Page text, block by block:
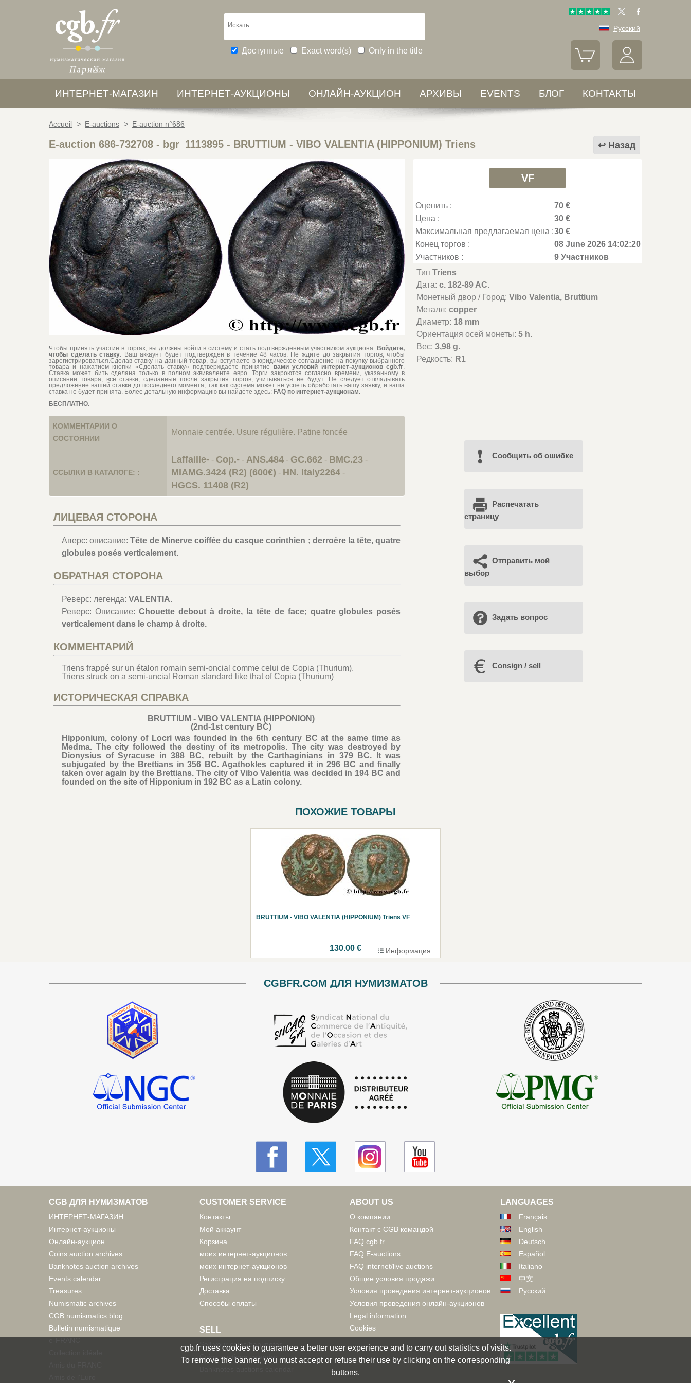
Доступные Exact word(s) Only in the title
Русский
ИНТЕРНЕТ-МАГАЗИН ИНТЕРНЕТ-АУКЦИОНЫ ОНЛАЙН-АУКЦИОН АРХИВЫ EVENTS БЛОГ КОНТАКТЫ
Accueil > E-auctions > E-auction n°686
Назад
E-auction 686-732708 - bgr_1113895 - BRUTTIUM - VIBO VALENTIA (HIPPONIUM) Triens
Чтобы принять участие в торгах, вы должны войти в систему и стать подтвержденным участником аукциона.Войдите,
чтобы сделать ставку . Ваш аккаунт будет подтвержден в течение 48 часов. Не ждите до закрытия торгов, чтобы
зарегистрироваться.Сделав ставку на данный товар, вы вступаете в юридическое соглашение на покупку выбранного
товара и нажатием кнопки «Сделать ставку» подтверждаете принятие
вами условий интернет-аукционов cgb.fr
Ставка может бить сделана только в полном эквиваленте евро. Торги закроются согласно времени, указанному в
описании товара, все ставки, сделанные после закрытия торгов, учитываться не будут. Не следует откладывать
предложение вашей ставки до последнего момента, так как система может не успеть обработать вашу заявку, и ваша
ставка не будет принята. Более детальную информацию вы найдёте здесь: FAQ по интернет-аукционам.
БЕСПЛАТНО.
VF
Оценить :
70 €
Цена :
30 €
Максимальная предлагаемая цена :30 €
Конец торгов :
08 June 2026 14:02:20
Участников :
9 Участников
ТипTriens
Дата:c. 182-89 AC.
Монетный двор / Город:Vibo Valentia, Bruttium
Металл:copper
Диаметр: 18 mm
Ориентация осей монеты:5 h.
Вес:3,98 g.
Редкость: R1
КОММЕНТАРИИ О
СОСТОЯНИИ
Monnaie centrée. Usure régulière. Patine foncée
ССЫЛКИ В КАТАЛОГЕ: :
Laffaille- - Cop.- - ANS.484 - GC.662 - BMC.23 -
MIAMG.3424 (R2) (600€) - HN. Italy2264 -
HGCS. 11408 (R2)
ЛИЦЕВАЯ СТОРОНА
Аверс: описание:Tête de Minerve coiffée du casque corinthien ; derroère la tête, quatre
globules posés verticalement.
ОБРАТНАЯ СТОРОНА
Реверс: легенда: VALENTIA.
Реверс: Описание: Chouette debout à droite, la tête de face; quatre globules posés
verticalement dans le champ à droite.
КОММЕНТАРИЙ
Triens frappé sur un étalon romain semi-oncial comme celui de Copia (Thurium).
Triens struck on a semi-uncial Roman standard like that of Copia (Thurium)
ИСТОРИЧЕСКАЯ СПРАВКА
BRUTTIUM - VIBO VALENTIA (HIPPONION)
(2nd-1st century BC)
Hipponium, colony of Locri was founded in the 6th century BC at the same time as
Medma. The city followed the destiny of its metropolis. The city was destroyed by
Dionysius of Syracuse in 388 BC, rebuilt by the Carthaginians in 379 BC. It was
subjugated by the Brettians in 356 BC. Agathokles captured it in 296 BC and finally
taken over again by the Brettians. The city of Vibo Valentia was decided in 194 BC and
founded on the site of Hipponium in 192 BC as a Latin colony.
Cообщить об ошибке
Распечатать
страницу
Отправить мой
выбор
Задать вопрос
Consign / sell
ПОХОЖИЕ ТОВАРЫ
BRUTTIUM - VIBO VALENTIA (HIPPONIUM) Triens VF
130.00 € Информация
CGBFR.COM ДЛЯ НУМИЗМАТОВ
CGB ДЛЯ НУМИЗМАТОВ
ИНТЕРНЕТ-МАГАЗИН
Интернет-аукционы
Онлайн-аукцион
Coins auction archives
Banknotes auction archives
Events calendar
Treasures
Numismatic archives
CGB numismatics blog
Bulletin numismatique
CUSTOMER SERVICE
Контакты
Мой аккаунт
Корзина
моих интернет-аукционов
моих интернет-аукционов
Регистрация на подписку
Доставка
Способы оплаты
SELL
Sell your coins/banknotes
Coins auctions calendar
ABOUT US
О компании
Контакт с CGB командой
FAQ cgb.fr
FAQ E-auctions
FAQ internet/live auctions
Общие условия продажи
Условия проведения интернет-аукционов
Условия проведения онлайн-аукционов
Legal information
Cookies
LANGUAGES
Français
English
Deutsch
Español
Italiano
中文
Русский
cgb.fr uses cookies to guarantee a better user experience and to carry out statistics of visits.
To remove the banner, you must accept or refuse their use by clicking on the corresponding
buttons.